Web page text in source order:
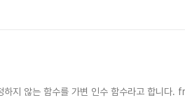
하지 않는 함수를 가변 인수 함수라고 합니